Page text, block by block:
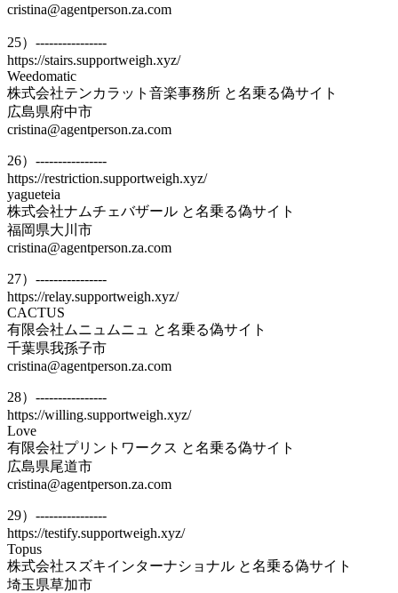
cristina@agentperson.za.com
25）----------------
https://stairs.supportweigh.xyz/
Weedomatic
株式会社テンカラット音楽事務所 と名乗る偽サイト
広島県府中市
cristina@agentperson.za.com
26）----------------
https://restriction.supportweigh.xyz/
yagueteia
株式会社ナムチェバザール と名乗る偽サイト
福岡県大川市
cristina@agentperson.za.com
27）----------------
https://relay.supportweigh.xyz/
CACTUS
有限会社ムニュムニュ と名乗る偽サイト
千葉県我孫子市
cristina@agentperson.za.com
28）----------------
https://willing.supportweigh.xyz/
Love
有限会社プリントワークス と名乗る偽サイト
広島県尾道市
cristina@agentperson.za.com
29）----------------
https://testify.supportweigh.xyz/
Topus
株式会社スズキインターナショナル と名乗る偽サイト
埼玉県草加市